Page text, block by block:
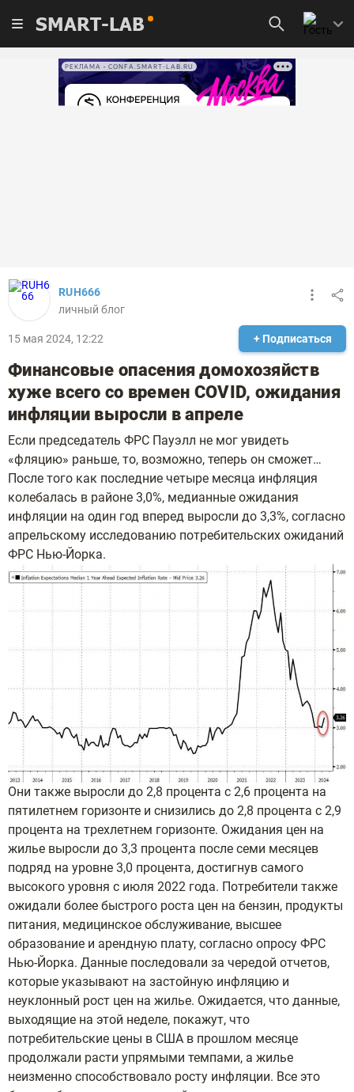
SMART-LAB
РЕКЛАМА • CONFA.SMART-LAB.RU
RUH666
личный блог
15 мая 2024, 12:22 + Подписаться
Финансовые опасения домохозяйств
хуже всего со времен COVID, ожидания
инфляции выросли в апреле
Если председатель ФРС Пауэлл не мог увидеть
«фляцию» раньше, то, возможно, теперь он сможет…
После того как последние четыре месяца инфляция
колебалась в районе 3,0%, медианные ожидания
инфляции на один год вперед выросли до 3,3%, согласно
апрельскому исследованию потребительских ожиданий
ФРС Нью-Йорка.
Они также выросли до 2,8 процента с 2,6 процента на
пятилетнем горизонте и снизились до 2,8 процента с 2,9
процента на трехлетнем горизонте. Ожидания цен на
жилье выросли до 3,3 процента после семи месяцев
подряд на уровне 3,0 процента, достигнув самого
высокого уровня с июля 2022 года. Потребители также
ожидали более быстрого роста цен на бензин, продукты
питания, медицинское обслуживание, высшее
образование и арендную плату, согласно опросу ФРС
Нью-Йорка. Данные последовали за чередой отчетов,
которые указывают на застойную инфляцию и
неуклонный рост цен на жилье. Ожидается, что данные,
выходящие на этой неделе, покажут, что
потребительские цены в США в прошлом месяце
продолжали расти упрямыми темпами, а жилье
неизменно способствовало росту инфляции. Все это